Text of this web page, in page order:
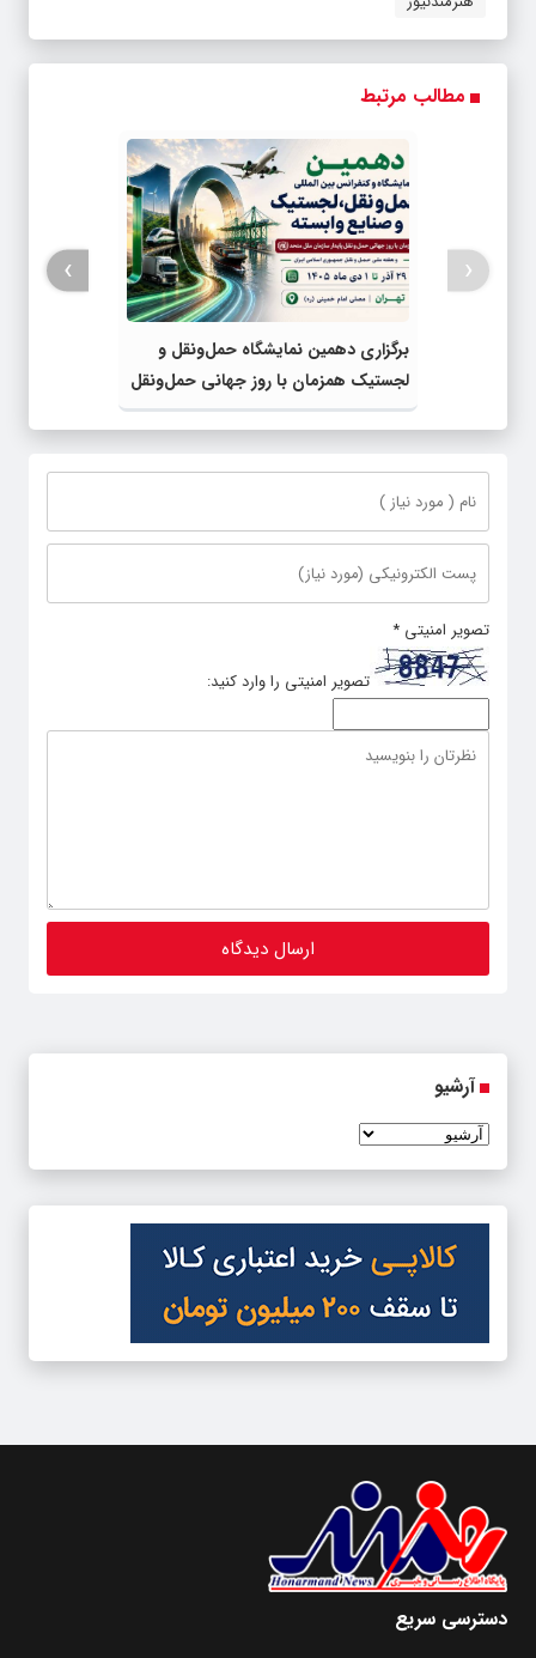
مطالب مرتبط
برگزاری دهمین نمایشگاه حمل‌ونقل و
لجستیک همزمان با روز جهانی حمل‌ونقل
پایدار سازمان ملل متحد
‹
›
تصویر امنیتی *
تصویر امنیتی را وارد کنید:
آرشیو
دسترسی سریع